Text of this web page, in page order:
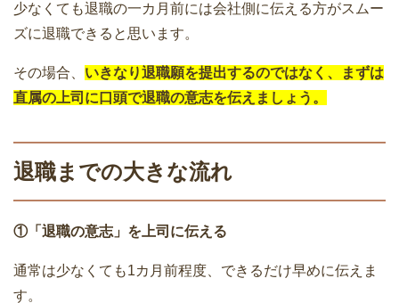
少なくても退職の一カ月前には会社側に伝える方がスムー
ズに退職できると思います。
その場合、 いきなり退職願を提出するのではなく、まずは
直属の上司に口頭で退職の意志を伝えましょう。
退職までの大きな流れ
①「退職の意志」を上司に伝える
通常は少なくても1カ月前程度、できるだけ早めに伝えま
す。